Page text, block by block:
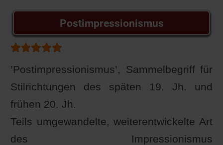
Postimpressionismus
Bewertung:
’Postimpressionismus’, Sammelbegriff für
Stilrichtungen des späten 19. Jh. und
frühen 20. Jh.
Teils umgewandelte, weiterentwickelte Art
des Impressionismus